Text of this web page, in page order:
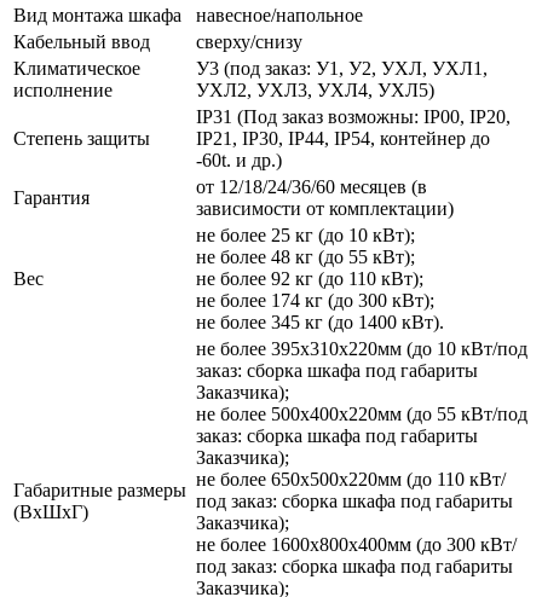
Вид монтажа шкафа
навесное/напольное
Кабельный ввод
сверху/снизу
Климатическое
исполнение
У3 (под заказ: У1, У2, УХЛ, УХЛ1,
УХЛ2, УХЛ3, УХЛ4, УХЛ5)
Степень защиты
IP31 (Под заказ возможны: IP00, IP20,
IP21, IP30, IP44, IP54, контейнер до
-60t. и др.)
Гарантия
от 12/18/24/36/60 месяцев (в
зависимости от комплектации)
Вес
не более 25 кг (до 10 кВт);
не более 48 кг (до 55 кВт);
не более 92 кг (до 110 кВт);
не более 174 кг (до 300 кВт);
не более 345 кг (до 1400 кВт).
Габаритные размеры
(ВхШхГ)
не более 395х310х220мм (до 10 кВт/под
заказ: сборка шкафа под габариты
Заказчика);
не более 500х400х220мм (до 55 кВт/под
заказ: сборка шкафа под габариты
Заказчика);
не более 650х500х220мм (до 110 кВт/
под заказ: сборка шкафа под габариты
Заказчика);
не более 1600х800х400мм (до 300 кВт/
под заказ: сборка шкафа под габариты
Заказчика);